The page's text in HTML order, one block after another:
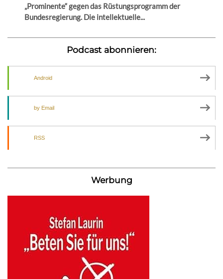
„Prominente“ gegen das Rüstungsprogramm der
Bundesregierung. Die intellektuelle...
Podcast abonnieren:
Android
by Email
RSS
Werbung